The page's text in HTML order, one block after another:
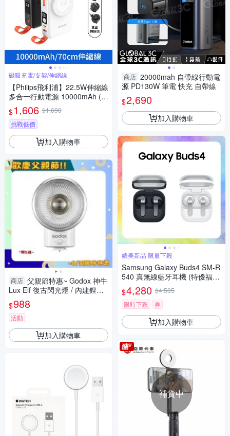
磁吸充電/支架/伸縮線
【Philips飛利浦】22.5W伸縮線
多合一行動電源 10000mAh (D
LP4352C)
$1,606 $1,690
挑戰低價
加入購物車
商店 父親節特惠~ Godox 神牛
Lux Elf 復古閃光燈 / 內建鋰電
池 單觸點(公司貨)
$988
活動
加入購物車
商店 20000mah 自帶線行動電
源 PD130W 筆電 快充 自帶線
$2,690
加入購物車
媲美新品 限量下殺
Samsung Galaxy Buds4 SM-R
540 真無線藍牙耳機 (特優福利
品)
$4,280 $4,505
限時下殺
券
加入購物車
補貨中